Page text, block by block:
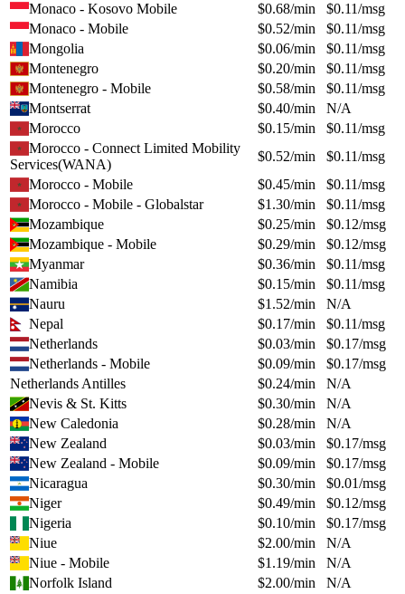
Monaco - Kosovo Mobile
$0.68/min $0.11/msg
Monaco - Mobile
$0.52/min $0.11/msg
Mongolia
$0.06/min $0.11/msg
Montenegro
$0.20/min $0.11/msg
Montenegro - Mobile
$0.58/min $0.11/msg
Montserrat
$0.40/min
N/A
Morocco
$0.15/min $0.11/msg
Morocco - Connect Limited Mobility
Services(WANA)
$0.52/min $0.11/msg
Morocco - Mobile
$0.45/min $0.11/msg
Morocco - Mobile - Globalstar
$1.30/min $0.11/msg
Mozambique
$0.25/min $0.12/msg
Mozambique - Mobile
$0.29/min $0.12/msg
Myanmar
$0.36/min $0.11/msg
Namibia
$0.15/min $0.11/msg
Nauru
$1.52/min
N/A
Nepal
$0.17/min $0.11/msg
Netherlands
$0.03/min $0.17/msg
Netherlands - Mobile
$0.09/min $0.17/msg
Netherlands Antilles
$0.24/min
N/A
Nevis & St. Kitts
$0.30/min
N/A
New Caledonia
$0.28/min
N/A
New Zealand
$0.03/min $0.17/msg
New Zealand - Mobile
$0.09/min $0.17/msg
Nicaragua
$0.30/min $0.01/msg
Niger
$0.49/min $0.12/msg
Nigeria
$0.10/min $0.17/msg
Niue
$2.00/min
N/A
Niue - Mobile
$1.19/min
N/A
Norfolk Island
$2.00/min
N/A